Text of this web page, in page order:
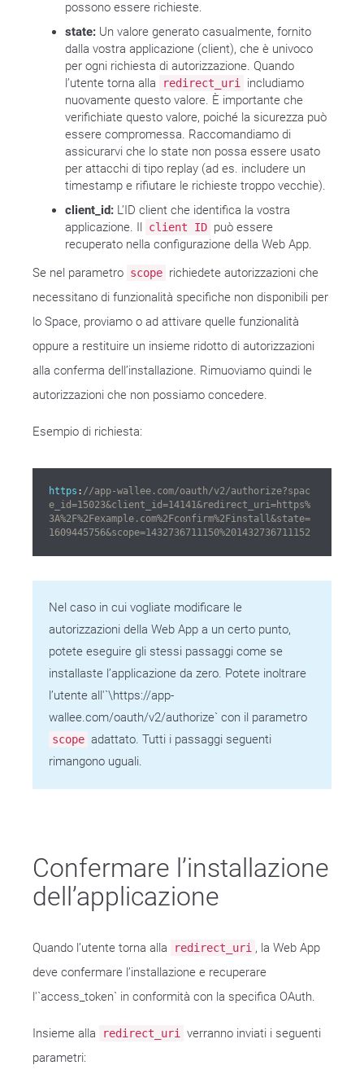
possono essere richieste.
state: Un valore generato casualmente, fornito
dalla vostra applicazione (client), che è univoco
per ogni richiesta di autorizzazione. Quando
l’utente torna alla
redirect_uri
includiamo
nuovamente questo valore. È importante che
verifichiate questo valore, poiché la sicurezza può
essere compromessa. Raccomandiamo di
assicurarvi che lo state non possa essere usato
per attacchi di tipo replay (ad es. includere un
timestamp e rifiutare le richieste troppo vecchie).
client_id: L’ID client che identifica la vostra
applicazione. Il client ID può essere
recuperato nella configurazione della Web App.
Se nel parametro scope richiedete autorizzazioni che
necessitano di funzionalità specifiche non disponibili per
lo Space, proviamo o ad attivare quelle funzionalità
oppure a restituire un insieme ridotto di autorizzazioni
alla conferma dell’installazione. Rimuoviamo quindi le
autorizzazioni che non possiamo concedere.
Esempio di richiesta:
https : //app-wallee.com/oauth/v2/authorize?spac
e_id=15023&client_id=14141&redirect_uri=https%
3A%2F%2Fexample.com%2Fconfirm%2Finstall&state=
1609445756&scope=1432736711150%201432736711152
Nel caso in cui vogliate modificare le
autorizzazioni della Web App a un certo punto,
potete eseguire gli stessi passaggi come se
installaste l’applicazione da zero. Potete inoltrare
l’utente all'`\https://app-
wallee.com/oauth/v2/authorize` con il parametro
scope adattato. Tutti i passaggi seguenti
rimangono uguali.
Confermare l’installazione
dell’applicazione
Quando l’utente torna alla redirect_uri , la Web App
deve confermare l’installazione e recuperare
l'`access_token` in conformità con la specifica OAuth.
Insieme alla redirect_uri
verranno inviati i seguenti
parametri: